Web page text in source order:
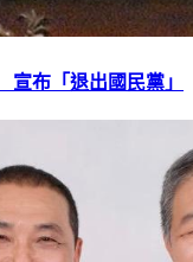
布「退出國民黨」